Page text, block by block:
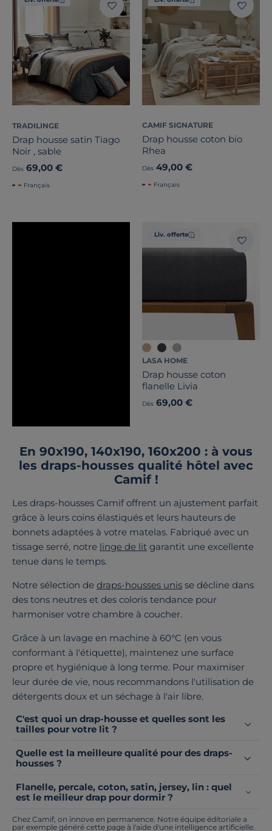
TRADILINGE
Drap housse satin Tiago
Noir , sable
Dès 69,00 €
Français
CAMIF SIGNATURE
Drap housse coton bio
Rhea
Dès 49,00 €
Français
Liv. offerte
LASA HOME
Drap housse coton
flanelle Livia
Dès 69,00 €
En 90x190, 140x190, 160x200 : à vous
les draps-housses qualité hôtel avec
Camif !
Les draps-housses Camif offrent un ajustement parfait
grâce à leurs coins élastiqués et leurs hauteurs de
bonnets adaptées à votre matelas. Fabriqué avec un
tissage serré, notre linge de lit garantit une excellente
tenue dans le temps.
Notre sélection de draps-housses unis se décline dans
des tons neutres et des coloris tendance pour
harmoniser votre chambre à coucher.
Grâce à un lavage en machine à 60°C (en vous
conformant à l'étiquette), maintenez une surface
propre et hygiénique à long terme. Pour maximiser
leur durée de vie, nous recommandons l'utilisation de
détergents doux et un séchage à l'air libre.
C'est quoi un drap-housse et quelles sont les
tailles pour votre lit ?
Quelle est la meilleure qualité pour des draps-
housses ?
Flanelle, percale, coton, satin, jersey, lin : quel
est le meilleur drap pour dormir ?
Chez Camif, on innove en permanence. Notre équipe éditoriale a
par exemple généré cette page à l'aide d'une intelligence artificielle.